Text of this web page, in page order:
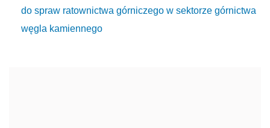
do spraw ratownictwa górniczego w sektorze górnictwa
węgla kamiennego